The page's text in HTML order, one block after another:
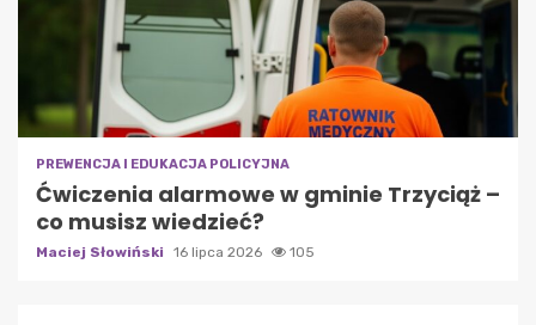
PREWENCJA I EDUKACJA POLICYJNA
Ćwiczenia alarmowe w gminie Trzyciąż –
co musisz wiedzieć?
Maciej Słowiński 16 lipca 2026 105